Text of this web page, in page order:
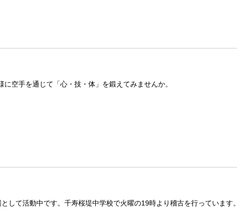
空手を通じて「心・技・体」を鍛えてみませんか。
して活動中です。千寿桜堤中学校で火曜の19時より稽古を行っています。